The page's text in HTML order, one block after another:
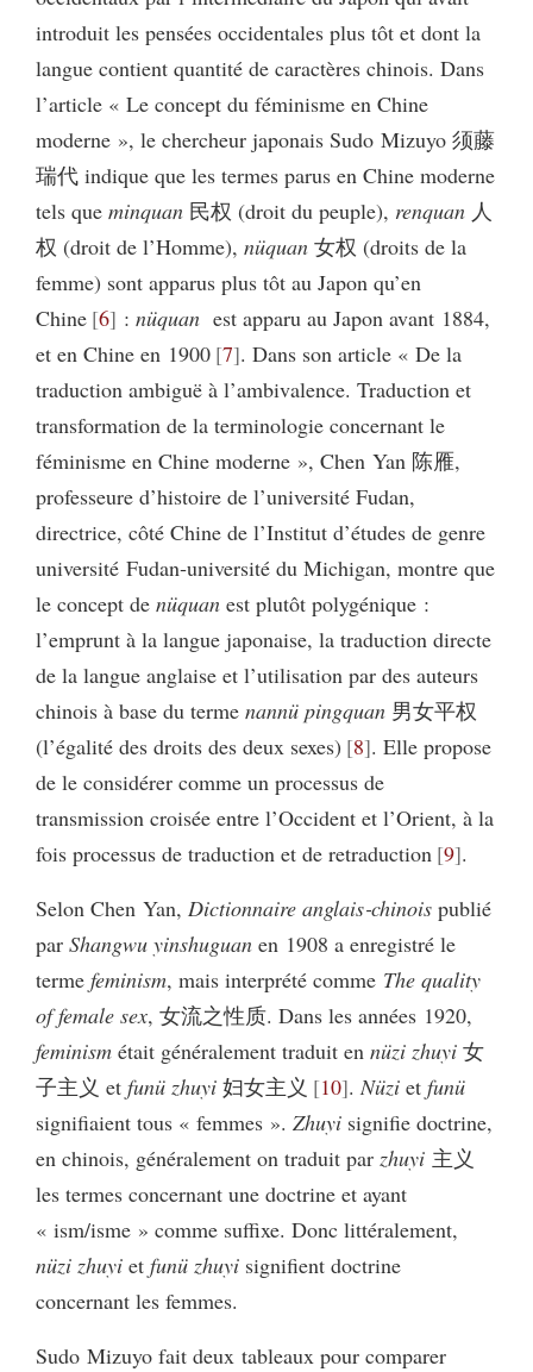
introduit les pensées occidentales plus tôt et dont la
langue contient quantité de caractères chinois. Dans
l’article « Le concept du féminisme en Chine
moderne », le chercheur japonais Sudo Mizuyo 须藤
瑞代 indique que les termes parus en Chine moderne
tels que minquan 民权 (droit du peuple), renquan 人
权 (droit de l’Homme), nüquan 女权 (droits de la
femme) sont apparus plus tôt au Japon qu’en
Chine 6 : nüquan est apparu au Japon avant 1884,
et en Chine en 1900 7 . Dans son article « De la
traduction ambiguë à l’ambivalence. Traduction et
transformation de la terminologie concernant le
féminisme en Chine moderne », Chen Yan 陈雁,
professeure d’histoire de l’université Fudan,
directrice, côté Chine de l’Institut d’études de genre
université Fudan‑université du Michigan, montre que
le concept de nüquan est plutôt polygénique :
l’emprunt à la langue japonaise, la traduction directe
de la langue anglaise et l’utilisation par des auteurs
chinois à base du terme nannü pingquan 男女平权
(l’égalité des droits des deux sexes) 8 . Elle propose
de le considérer comme un processus de
transmission croisée entre l’Occident et l’Orient, à la
fois processus de traduction et de retraduction 9 .
Selon Chen Yan, Dictionnaire anglais‑chinois publié
par Shangwu yinshuguan en 1908 a enregistré le
terme feminism, mais interprété comme The quality
of female sex, 女流之性质. Dans les années 1920,
feminism était généralement traduit en nüzi zhuyi 女
子主义 et funü zhuyi 妇女主义 10 .Nüziet funü
signifiaient tous « femmes ». Zhuyi signifie doctrine,
en chinois, généralement on traduit par zhuyi 主义
les termes concernant une doctrine et ayant
« ism/isme » comme suffixe. Donc littéralement,
nüzi zhuyi et funü zhuyi signifient doctrine
concernant les femmes.
Sudo Mizuyo fait deux tableaux pour comparer